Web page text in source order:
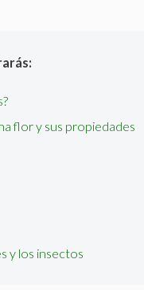
flor y sus propiedades
y los insectos